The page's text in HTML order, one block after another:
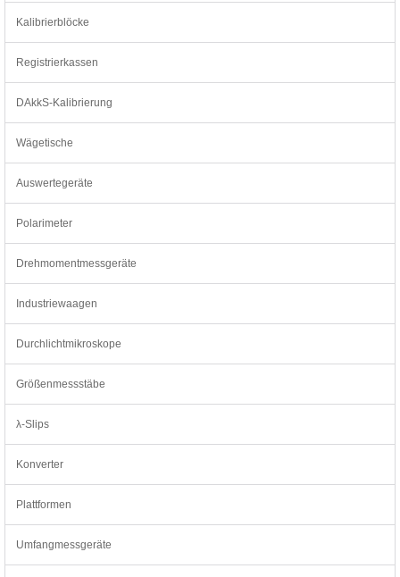
Kalibrierblöcke
Registrierkassen
DAkkS-Kalibrierung
Wägetische
Auswertegeräte
Polarimeter
Drehmomentmessgeräte
Industriewaagen
Durchlichtmikroskope
Größenmessstäbe
λ-Slips
Konverter
Plattformen
Umfangmessgeräte